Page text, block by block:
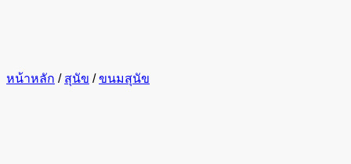
หน้าหลัก / สุนัข / ขนมสุนัข